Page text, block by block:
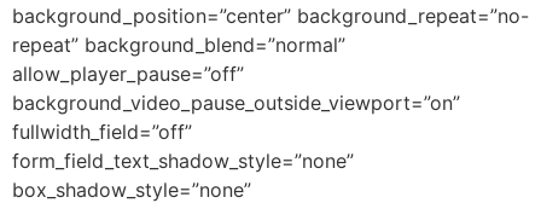
background_position=”center” background_repeat=”no-
repeat” background_blend=”normal”
allow_player_pause=”off”
background_video_pause_outside_viewport=”on”
fullwidth_field=”off”
form_field_text_shadow_style=”none”
box_shadow_style=”none”